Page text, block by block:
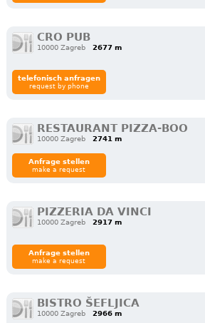
CRO PUB
10000 Zagreb
2677 m
telefonisch anfragen
request by phone
RESTAURANT PIZZA-BOO
10000 Zagreb 2741 m
Anfrage stellen
make a request
PIZZERIA DA VINCI
10000 Zagreb
2917 m
Anfrage stellen
make a request
BISTRO ŠEFLJICA
10000 Zagreb 2966 m